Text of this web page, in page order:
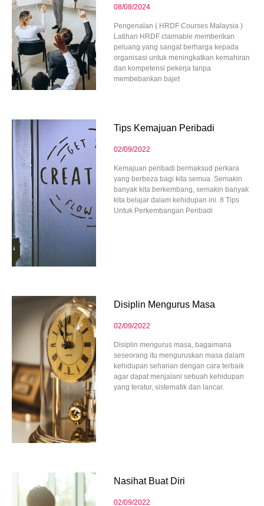
08/08/2024
Pengenalan ( HRDF Courses Malaysia )
Latihan HRDF claimable memberikan
peluang yang sangat berharga kepada
organisasi untuk meningkatkan kemahiran
dan kompetensi pekerja tanpa
membebankan bajet
Tips Kemajuan Peribadi
02/09/2022
Kemajuan peribadi bermaksud perkara
yang berbeza bagi kita semua. Semakin
banyak kita berkembang, semakin banyak
kita belajar dalam kehidupan ini. 8 Tips
Untuk Perkembangan Peribadi
Disiplin Mengurus Masa
02/09/2022
Disiplin mengurus masa, bagaimana
seseorang itu menguruskan masa dalam
kehidupan seharian dengan cara terbaik
agar dapat menjalani sebuah kehidupan
yang teratur, sistematik dan lancar.
Nasihat Buat Diri
02/09/2022